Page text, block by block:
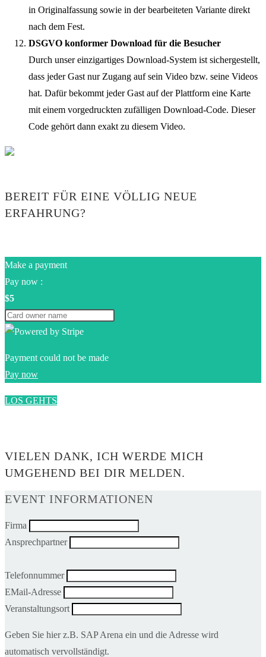
in Originalfassung sowie in der bearbeiteten Variante direkt
nach dem Fest.
DSGVO konformer Download für die Besucher
Durch unser einzigartiges Download-System ist sichergestellt,
dass jeder Gast nur Zugang auf sein Video bzw. seine Videos
hat. Dafür bekommt jeder Gast auf der Plattform eine Karte
mit einem vorgedruckten zufälligen Download-Code. Dieser
Code gehört dann exakt zu diesem Video.
BEREIT FÜR EINE VÖLLIG NEUE
ERFAHRUNG?
Make a payment
Pay now :
$5
Payment could not be made
Pay now
LOS GEHTS
VIELEN DANK, ICH WERDE MICH
UMGEHEND BEI DIR MELDEN.
EVENT INFORMATIONEN
Firma
Ansprechpartner
Telefonnummer
EMail-Adresse
Veranstaltungsort
Geben Sie hier z.B. SAP Arena ein und die Adresse wird
automatisch vervollständigt.